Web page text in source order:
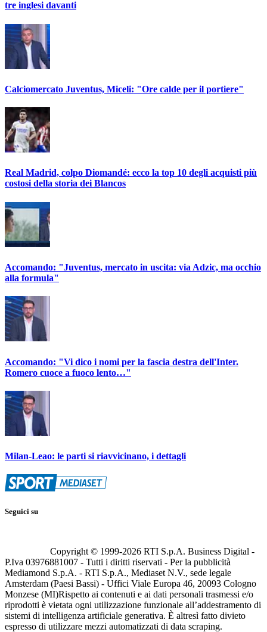
tre inglesi davanti
Calciomercato Juventus, Miceli: "Ore calde per il portiere"
Real Madrid, colpo Diomandé: ecco la top 10 degli acquisti più
costosi della storia dei Blancos
Accomando: "Juventus, mercato in uscita: via Adzic, ma occhio
alla formula"
Accomando: "Vi dico i nomi per la fascia destra dell'Inter.
Romero cuoce a fuoco lento…"
Milan-Leao: le parti si riavvicinano, i dettagli
Seguici su
Copyright © 1999-2026 RTI S.p.A. Business Digital -
P.Iva 03976881007 - Tutti i diritti riservati - Per la pubblicità
Mediamond S.p.A. - RTI S.p.A., Mediaset N.V., sede legale
Amsterdam (Paesi Bassi) - Uffici Viale Europa 46, 20093 Cologno
Monzese (MI)Rispetto ai contenuti e ai dati personali trasmessi e/o
riprodotti è vietata ogni utilizzazione funzionale all’addestramento di
sistemi di intelligenza artificiale generativa. È altresì fatto divieto
espresso di utilizzare mezzi automatizzati di data scraping.